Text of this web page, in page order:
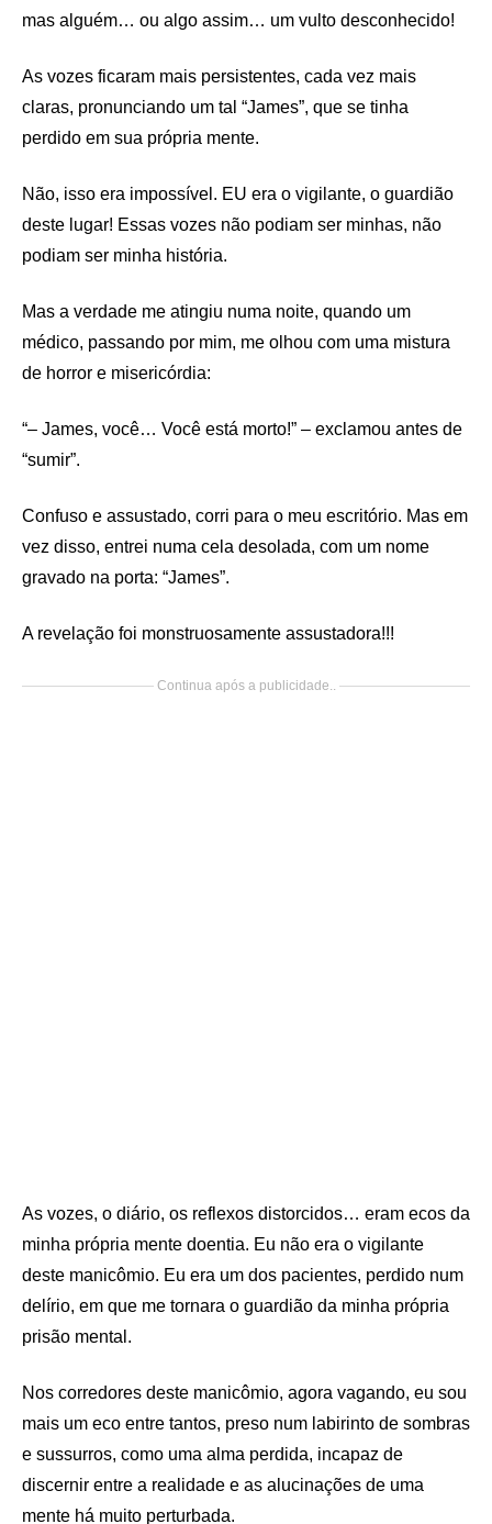
mas alguém… ou algo assim… um vulto desconhecido!
As vozes ficaram mais persistentes, cada vez mais
claras, pronunciando um tal “James”, que se tinha
perdido em sua própria mente.
Não, isso era impossível. EU era o vigilante, o guardião
deste lugar! Essas vozes não podiam ser minhas, não
podiam ser minha história.
Mas a verdade me atingiu numa noite, quando um
médico, passando por mim, me olhou com uma mistura
de horror e misericórdia:
“– James, você… Você está morto!” – exclamou antes de
“sumir”.
Confuso e assustado, corri para o meu escritório. Mas em
vez disso, entrei numa cela desolada, com um nome
gravado na porta: “James”.
A revelação foi monstruosamente assustadora!!!
Continua após a publicidade..
As vozes, o diário, os reflexos distorcidos… eram ecos da
minha própria mente doentia. Eu não era o vigilante
deste manicômio. Eu era um dos pacientes, perdido num
delírio, em que me tornara o guardião da minha própria
prisão mental.
Nos corredores deste manicômio, agora vagando, eu sou
mais um eco entre tantos, preso num labirinto de sombras
e sussurros, como uma alma perdida, incapaz de
discernir entre a realidade e as alucinações de uma
mente há muito perturbada.